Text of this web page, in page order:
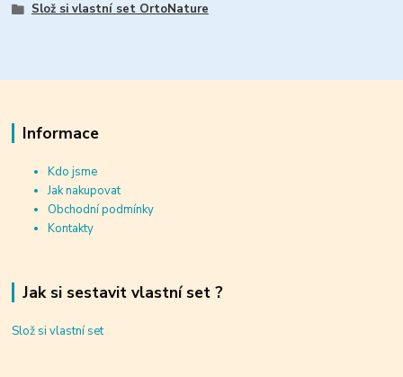
Slož si vlastní set OrtoNature
Informace
Kdo jsme
Jak nakupovat
Obchodní podmínky
Kontakty
Jak si sestavit vlastní set ?
Slož si vlastní set